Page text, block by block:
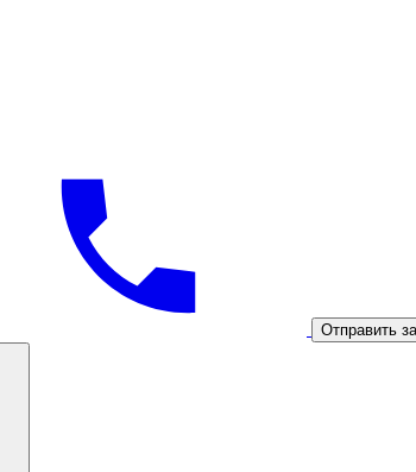
Отправить